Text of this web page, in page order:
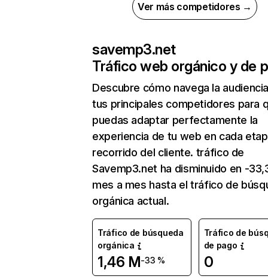
Ver más competidores →
savemp3.net
Tráfico web orgánico y de
Descubre cómo navega la
tus principales competidores para
puedas adaptar perfectamente la
experiencia de tu web en cada
recorrido del cliente. tráfico de
Savemp3.net ha disminuido en -
mes a mes hasta el tráfico de
orgánica actual.
Tráfico de búsqueda
orgánica
1,46 M-33 %
Tráfico de
de pago
0